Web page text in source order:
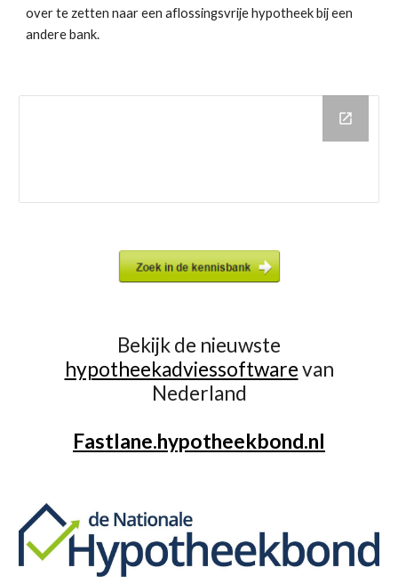
over te zetten naar een aflossingsvrije hypotheek bij een
andere bank.
Bekijk de nieuwste
hypotheekadviessoftwarevan
Nederland
Fastlane.hypotheekbond.nl